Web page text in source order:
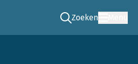
Zoeken
Ga naar de zoek